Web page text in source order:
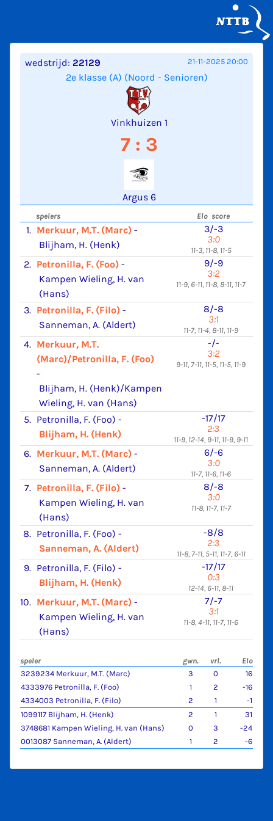
wedstrijd: 22129 21-11-2025 20:00
2e klasse (A) (Noord - Senioren)
Vinkhuizen 1
7 : 3
Argus 6
spelers Elo score
1. Merkuur, M.T. (Marc) -
Blijham, H. (Henk)
3/-3
3:0
11-3, 11-8, 11-5
2. Petronilla, F. (Foo) -
Kampen Wieling, H. van
(Hans)
9/-9
3:2
11-9, 6-11, 11-8, 8-11, 11-7
3. Petronilla, F. (Filo) -
Sanneman, A. (Aldert)
8/-8
3:1
11-7, 11-4, 8-11, 11-9
4. Merkuur, M.T.
(Marc)/Petronilla, F. (Foo)
-
Blijham, H. (Henk)/Kampen
Wieling, H. van (Hans)
-/-
3:2
9-11, 7-11, 11-5, 11-5, 11-9
5. Petronilla, F. (Foo) -
Blijham, H. (Henk)
-17/17
2:3
11-9, 12-14, 9-11, 11-9, 9-11
6. Merkuur, M.T. (Marc) -
Sanneman, A. (Aldert)
6/-6
3:0
11-7, 11-6, 11-6
7. Petronilla, F. (Filo) -
Kampen Wieling, H. van
(Hans)
8/-8
3:0
11-8, 11-7, 11-7
8. Petronilla, F. (Foo) -
Sanneman, A. (Aldert)
-8/8
2:3
11-8, 7-11, 5-11, 11-7, 6-11
9. Petronilla, F. (Filo) -
Blijham, H. (Henk)
-17/17
0:3
12-14, 6-11, 8-11
10. Merkuur, M.T. (Marc) -
Kampen Wieling, H. van
(Hans)
7/-7
3:1
11-8, 4-11, 11-7, 11-6
speler gwn. vrl.
Elo
3239234 Merkuur, M.T. (Marc)
3 0
16
4333976 Petronilla, F. (Foo)
1 2
-16
4334003 Petronilla, F. (Filo)
2 1
-1
1099117 Blijham, H. (Henk)
2 1
31
3748681 Kampen Wieling, H. van (Hans)
0 3
-24
0013087 Sanneman, A. (Aldert)
1 2 -6